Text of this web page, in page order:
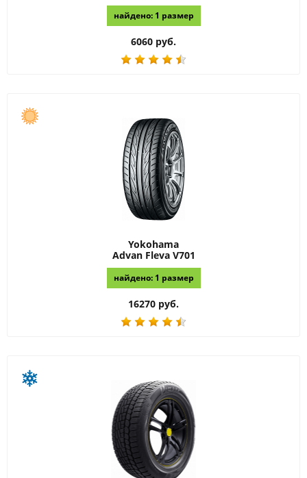
найдено: 1 размер
6060 руб.
Yokohama
Advan Fleva V701
найдено: 1 размер
16270 руб.